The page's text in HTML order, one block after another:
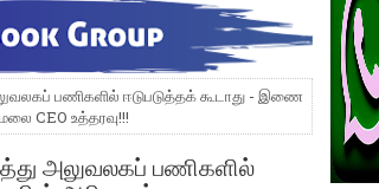
பணிகளில் ஈடுபடுத்தக் கூடாது - இணை
CEO உத்தரவு!!!
அலுவலகப் பணிகளில்